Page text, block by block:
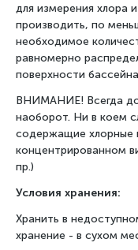
для измерения хлора
производить, по
необходимое
равномерно
поверхности
ВНИМАНИЕ! Всегда
наоборот. Ни в коем
содержащие хлорные
концентрированном
пр.)
Условия хранения:
Хранить в
хранение - в сухом